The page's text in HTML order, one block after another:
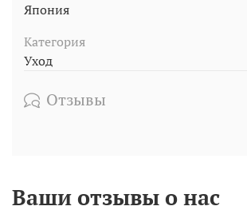
Япония
Категория
Уход
Отзывы
Ваши отзывы о нас